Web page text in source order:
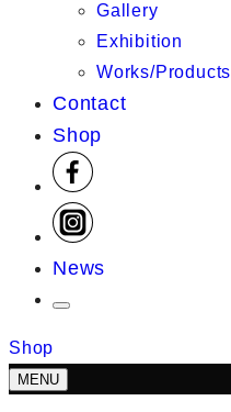
Gallery
Exhibition
Works/Products
Contact
Shop
News
Shop
MENU